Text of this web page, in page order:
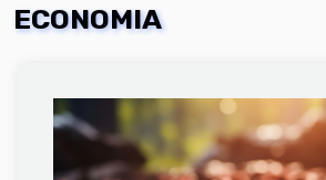
ECONOMIA